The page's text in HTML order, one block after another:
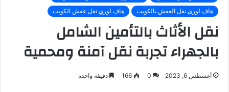
هاف لورى نقل العفش بالكويت
هاف لوري نقل عفش الكويت
نقل الأثاث بالتأمين الشامل
بالجهراء تجربة نقل آمنة ومحمية
أغسطس 6, 2023 0
166 دقيقة واحدة